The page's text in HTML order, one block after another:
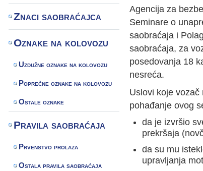
Znaci saobraćajca
Oznake na kolovozu
Uzdužne oznake na kolovozu
Poprečne oznake na kolovozu
Ostale oznake
Pravila saobraćaja
Prvenstvo prolaza
Ostala pravila saobraćaja
Agencija za
Seminare o
saobraćaja i
saobraćaja, za
posedovanja 18
nesreća.
Uslovi koje
pohađanje ovog
da je izvršio
prekršaja
da su mu
upravljanja